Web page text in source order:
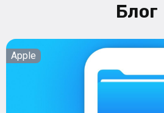
Блог
Apple